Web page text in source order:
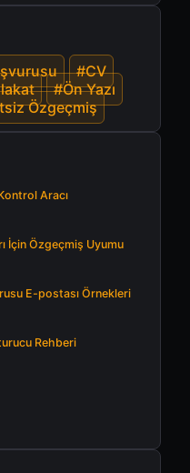
#CV
#Ön Yazı
Özgeçmiş
Aracı
İçin Özgeçmiş Uyumu
E-postası Örnekleri
Rehberi